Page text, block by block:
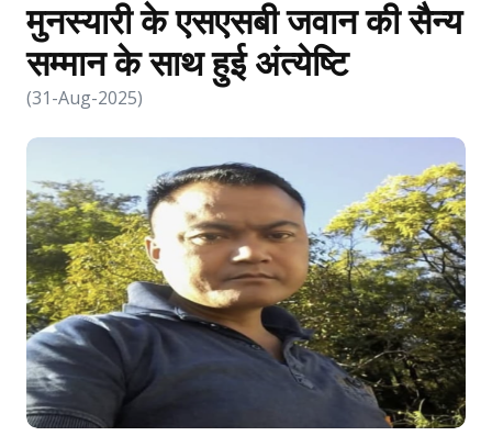
मुनस्यारी के एसएसबी जवान की सैन्य
सम्मान के साथ हुई अंत्येष्टि
(31-Aug-2025)